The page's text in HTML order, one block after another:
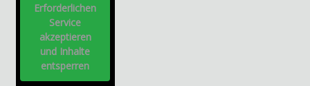
Erforderlichen
Service
akzeptieren
und Inhalte
entsperren